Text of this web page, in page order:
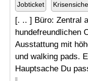
Jobticket
[. .. ] Büro: Zentral
hundefreundlichen
Ausstattung mit
und walking pads.
Hauptsache Du